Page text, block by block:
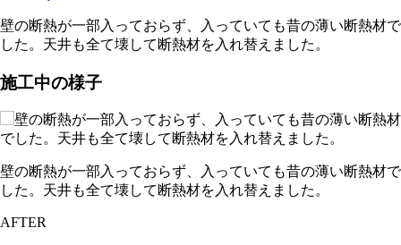
壁の断熱が一部入っておらず、入っていても昔の薄い断熱材で
した。天井も全て壊して断熱材を入れ替えました。
施工中の様子
壁の断熱が一部入っておらず、入っていても昔の薄い断熱材で
した。天井も全て壊して断熱材を入れ替えました。
AFTER